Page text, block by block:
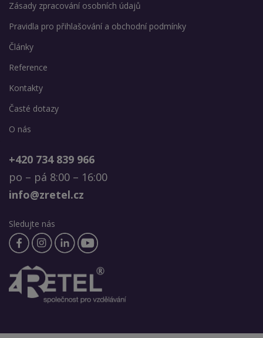
Zásady zpracování osobních údajů
Pravidla pro přihlašování a obchodní podmínky
Články
Reference
Kontakty
Časté dotazy
O nás
+420 734 839 966
po – pá 8:00 – 16:00
info@zretel.cz
Sledujte nás